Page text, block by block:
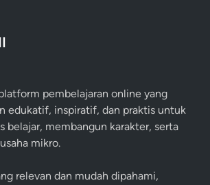
pembelajaran online yang
edukatif, inspiratif, dan praktis untuk
belajar, membangun karakter, serta
mikro.
relevan dan mudah dipahami,